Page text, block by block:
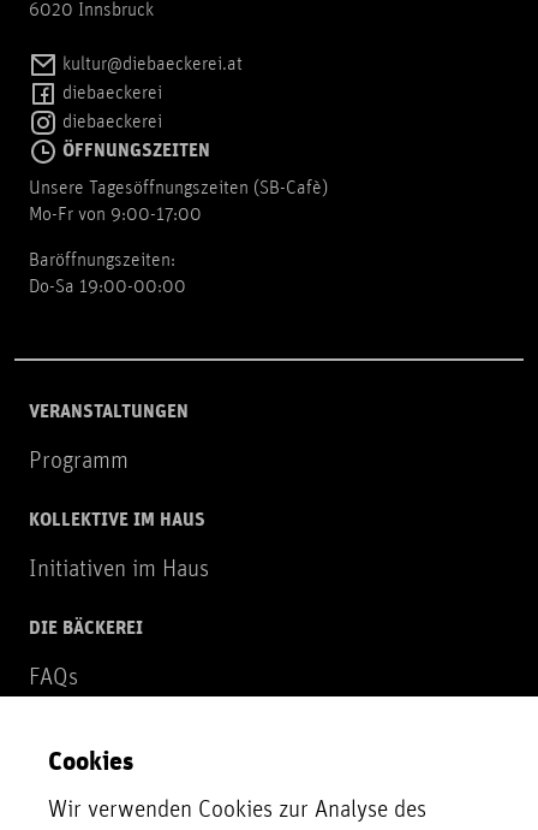
6020 Innsbruck
kultur@diebaeckerei.at
diebaeckerei
diebaeckerei
ÖFFNUNGSZEITEN
Unsere Tagesöffnungszeiten (SB-Cafè)
Mo-Fr von 9:00-17:00
Baröffnungszeiten:
Do-Sa 19:00-00:00
VERANSTALTUNGEN
Programm
KOLLEKTIVE IM HAUS
Initiativen im Haus
DIE BÄCKEREI
FAQs
NEWSLETTER
Zur Newsletter Anmeldung
Cookies
Wir verwenden Cookies zur Analyse des